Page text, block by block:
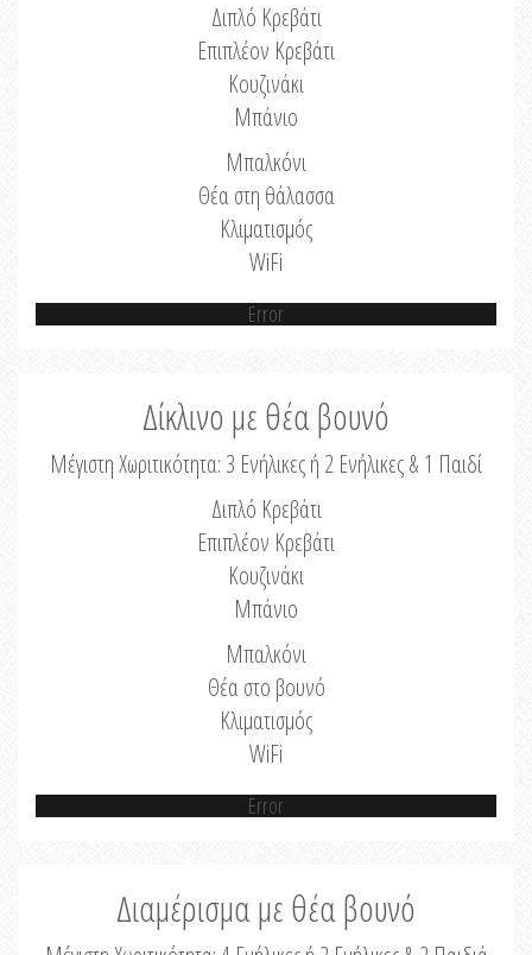
Διπλό Κρεβάτι
Επιπλέον Κρεβάτι
Κουζινάκι
Μπάνιο
Μπαλκόνι
Θέα στη θάλασσα
Κλιματισμός
WiFi
Error
Δίκλινο με θέα βουνό
Μέγιστη Χωριτικότητα: 3 Ενήλικες ή 2 Ενήλικες & 1 Παιδί
Διπλό Κρεβάτι
Επιπλέον Κρεβάτι
Κουζινάκι
Μπάνιο
Μπαλκόνι
Θέα στο βουνό
Κλιματισμός
WiFi
Error
Διαμέρισμα με θέα βουνό